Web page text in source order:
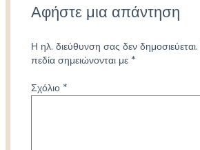
Αφήστε μια απάντηση
Η ηλ. διεύθυνση σας δεν δημοσιεύεται.
πεδία σημειώνονται με *
Σχόλιο *